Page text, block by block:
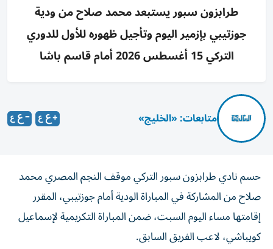
طرابزون سبور يستبعد محمد صلاح من ودية
جوزتيبي بإزمير اليوم وتأجيل ظهوره للأول للدوري
التركي 15 أغسطس 2026 أمام قاسم باشا
متابعات: «الخليج»
حسم نادي طرابزون سبور التركي موقف النجم المصري محمد
صلاح من المشاركة في المباراة الودية أمام جوزتيبي، المقرر
إقامتها مساء اليوم السبت، ضمن المباراة التكريمية لإسماعيل
كويباشي، لاعب الفريق السابق.